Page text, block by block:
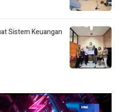
Sistem Keuangan